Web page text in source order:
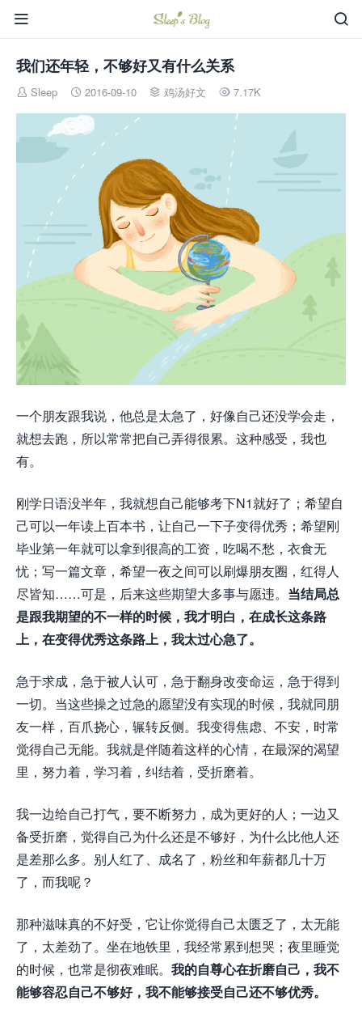


我们还年轻，不够好又有什么关系
 Sleep  2016-09-10  鸡汤好文  7.17K
一个朋友跟我说，他总是太急了，好像自己还没学会走，
就想去跑，所以常常把自己弄得很累。这种感受，我也
有。
刚学日语没半年，我就想自己能够考下N1就好了；希望自
己可以一年读上百本书，让自己一下子变得优秀；希望刚
毕业第一年就可以拿到很高的工资，吃喝不愁，衣食无
忧；写一篇文章，希望一夜之间可以刷爆朋友圈，红得人
尽皆知……可是，后来这些期望大多事与愿违。 当结局总
是跟我期望的不一样的时候，我才明白，在成长这条路
上，在变得优秀这条路上，我太过心急了。
急于求成，急于被人认可，急于翻身改变命运，急于得到
一切。当这些操之过急的愿望没有实现的时候，我就同朋
友一样，百爪挠心，辗转反侧。我变得焦虑、不安，时常
觉得自己无能。我就是伴随着这样的心情，在最深的渴望
里，努力着，学习着，纠结着，受折磨着。
我一边给自己打气，要不断努力，成为更好的人；一边又
备受折磨，觉得自己为什么还是不够好，为什么比他人还
是差那么多。别人红了、成名了，粉丝和年薪都几十万
了，而我呢？
那种滋味真的不好受，它让你觉得自己太匮乏了，太无能
了，太差劲了。坐在地铁里，我经常累到想哭；夜里睡觉
的时候，也常是彻夜难眠。 我的自尊心在折磨自己，我不
能够容忍自己不够好，我不能够接受自己还不够优秀。